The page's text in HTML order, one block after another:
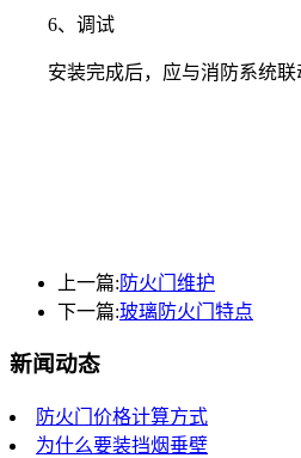
6、调试
安装完成后，应与消防系统联
上一篇: 防火门维护
下一篇:玻璃防火门特点
新闻动态
防火门价格计算方式
为什么要装挡烟垂壁